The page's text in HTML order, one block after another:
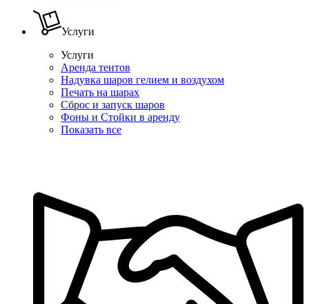
Услуги
Услуги
Аренда тентов
Надувка шаров гелием и воздухом
Печать на шарах
Сброс и запуск шаров
Фоны и Стойки в аренду
Показать все